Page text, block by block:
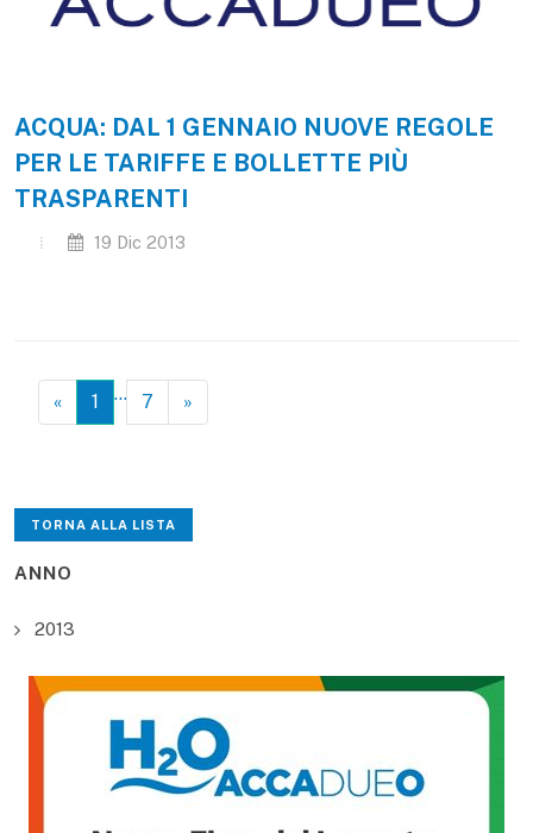
ACQUA: DAL 1 GENNAIO NUOVE REGOLE
PER LE TARIFFE E BOLLETTE PIÙ
TRASPARENTI
19 Dic 2013
« 1 … 7 »
TORNA ALLA LISTA
ANNO
2013